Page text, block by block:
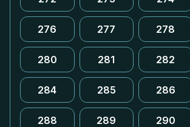
276 277 278
280 281 282
284 285 286
288 289 290